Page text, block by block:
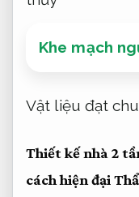
Khe mạch
Vật liệu đạt
Thiết kế nhà 2
cách hiện đại